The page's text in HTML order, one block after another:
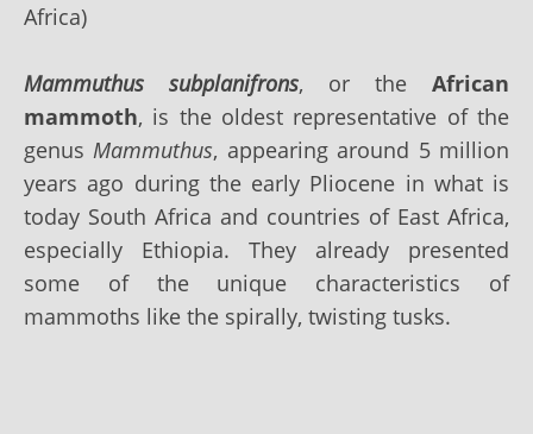
Africa)
Mammuthus subplanifrons, or the African
mammoth, is the oldest representative of the
genus Mammuthus, appearing around 5 million
years ago during the early Pliocene in what is
today South Africa and countries of East Africa,
especially Ethiopia. They already presented
some of the unique characteristics of
mammoths like the spirally, twisting tusks.